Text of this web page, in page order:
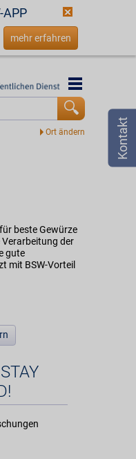
APP
mehr erfahren
beste Gewürze
Verarbeitung der
gute
mit BSW-Vorteil